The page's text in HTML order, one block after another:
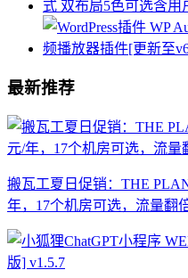
最新推荐
搬瓦工夏日促销：THE
年，17个机房可选，流量翻